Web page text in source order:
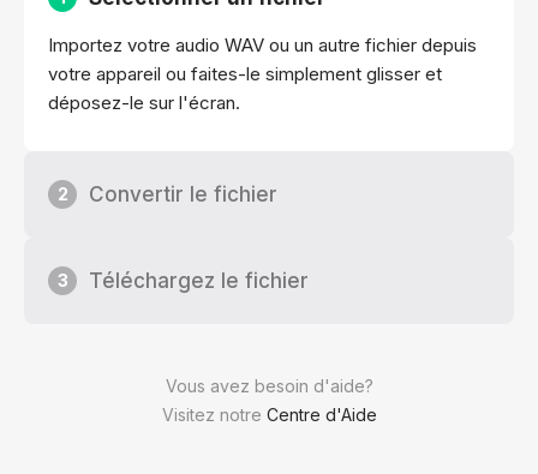
Vous avez besoin d'aide?
Visitez notre Centre d'Aide
Importez votre audio WAV ou un autre fichier depuis
votre appareil ou faites-le simplement glisser et
déposez-le sur l'écran.
2 Convertir le fichier
3 Téléchargez le fichier